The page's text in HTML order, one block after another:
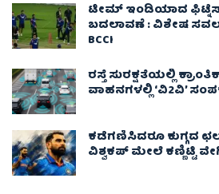
ಟೀಮ್ ಇಂಡಿಯಾದ
ಬದಲಾವಣೆ : ವಿಶೇಷ
BCCI
ರಸ್ತೆ ಸುರಕ್ಷತೆಯಲ್ಲಿ
ವಾಹನಗಳಲ್ಲಿ ‘ವಿ2ವಿ’
ಕಡೆಗಣಿಸಿದರೂ ಕುಗ್ಗದ
ವಿಶ್ವಕಪ್‌ ಮೇಲೆ ಕಣ್ಣಿಟ್ಟಿ